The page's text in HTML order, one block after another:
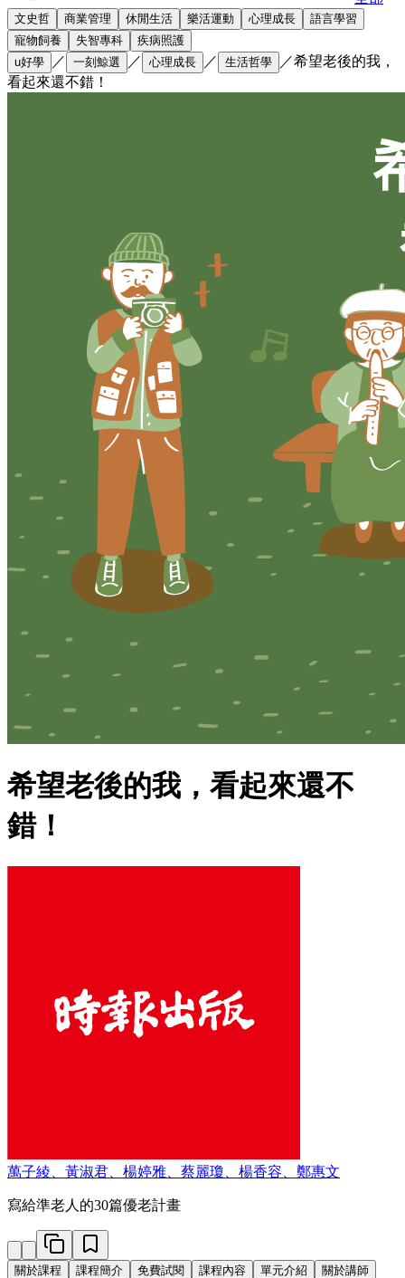
文史哲 商業管理 休閒生活 樂活運動 心理成長
語言學習
寵物飼養
失智專科
疾病照護
u好學
／ 一刻鯨選 ／ 心理成長 ／ 生活哲學 ／希望老後的我，
看起來還不錯！
希望老後的我，看起來還不
錯！
萬子綾、黃淑君、楊婷雅、蔡麗瓊、楊香容、鄭惠文
寫給準老人的30篇優老計畫
關於課程 課程簡介 免費試閱 課程內容 單元介紹
關於講師